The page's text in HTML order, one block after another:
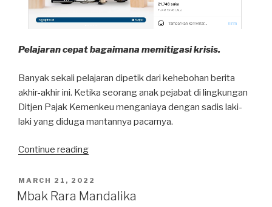
Pelajaran cepat bagaimana memitigasi krisis.
Banyak sekali pelajaran dipetik dari kehebohan berita
akhir-akhir ini. Ketika seorang anak pejabat di lingkungan
Ditjen Pajak Kemenkeu menganiaya dengan sadis laki-
laki yang diduga mantannya pacarnya.
Continue reading“Mario,
Agnes,
Rafael,
POSTED
ON
MARCH 21, 2022
Mbak Rara Mandalika